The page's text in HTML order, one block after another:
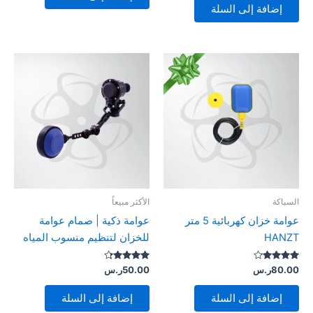
إضافة إلى السلة
السباكة
عوامة خزان كهربائية 5 متر
HANZT
تم التقييم
4.00
من 5
80.00ر.س
إضافة إلى السلة
الأكثر مبيعاً
عوامة ذكية | صمام عوامة
للخزان لتنظيم منسوب المياه
تم التقييم
4.14
من 5
50.00ر.س
إضافة إلى السلة